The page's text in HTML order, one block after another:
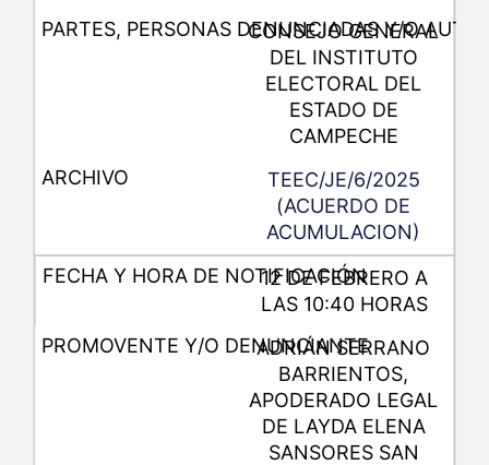
CONSEJO GENERAL
DEL INSTITUTO
ELECTORAL DEL
ESTADO DE
CAMPECHE
TEEC/JE/6/2025
(ACUERDO DE
ACUMULACION)
12 DE FEBRERO A
LAS 10:40 HORAS
ADRIÁN SERRANO
BARRIENTOS,
APODERADO LEGAL
DE LAYDA ELENA
SANSORES SAN